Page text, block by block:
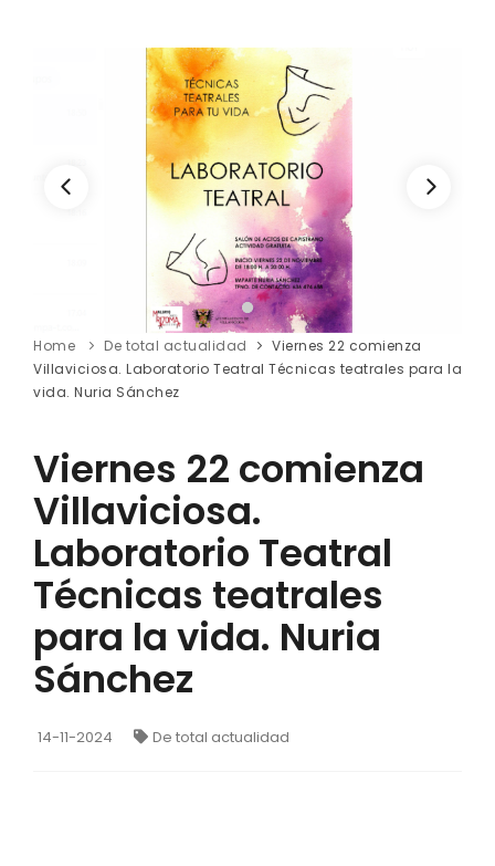
Home De total actualidad
Viernes 22 comienza
Villaviciosa. Laboratorio Teatral Técnicas teatrales para la
vida. Nuria Sánchez
Viernes 22 comienza
Villaviciosa.
Laboratorio Teatral
Técnicas teatrales
para la vida. Nuria
Sánchez
14-11-2024 De total actualidad